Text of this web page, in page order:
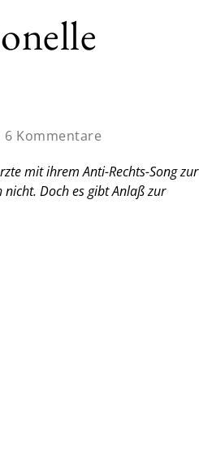
6 Kommentare
mit ihrem Anti-Rechts-Song zur
Doch es gibt Anlaß zur